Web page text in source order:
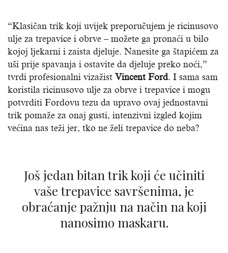
“Klasičan trik koji uvijek preporučujem je ricinusovo
ulje za trepavice i obrve – možete ga pronaći u bilo
kojoj ljekarni i zaista djeluje. Nanesite ga štapićem za
uši prije spavanja i ostavite da djeluje preko noći,”
tvrdi profesionalni vizažist Vincent Ford. I sama sam
koristila ricinusovo ulje za obrve i trepavice i mogu
potvrditi Fordovu tezu da upravo ovaj jednostavni
trik pomaže za onaj gusti, intenzivni izgled kojim
većina nas teži jer, tko ne želi trepavice do neba?
Još jedan bitan trik koji će učiniti
vaše trepavice savršenima, je
obraćanje pažnju na način na koji
nanosimo maskaru.